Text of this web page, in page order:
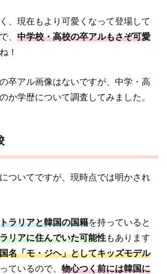
、現在もより可愛くなって登場して
、中学校・高校の卒アルもさぞ可愛
！
卒アル画像はないですが、中学・高
か学歴について調査してみました。
ついてですが、現時点では明かされ
ラリアと韓国の国籍を持っていると
リアに住んでいた可能性もあります
名「モ・ジヘ」としてキッズモデル
ているので、物心つく前には韓国に